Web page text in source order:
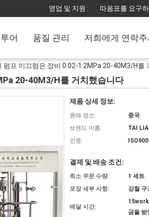
영업 및 지원 : 따옴표를 요구
어 품질 관리 저희에게 연락주
펌프 미끄럼은 장비 0.02-1.2MPa 20-40M3/H를
20-40M3/H를 거치했습니다
제품 상세 정보:
원래 장소:
중국
브랜드 이름:
TAI
인증:
결제 및 배송 조건:
최소 주문 수량:
1 세트
포장 세부 사항:
강철 구
배달 시간:
금을 받